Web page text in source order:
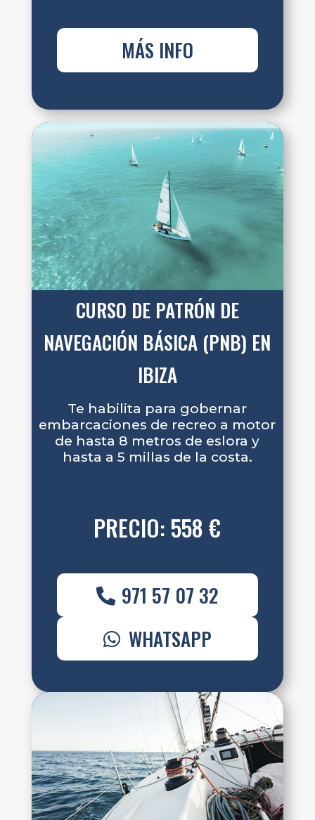
MÁS INFO
CURSO DE PATRÓN DE
NAVEGACIÓN BÁSICA (PNB) EN
IBIZA
Te habilita para gobernar
embarcaciones de recreo a motor
de hasta 8 metros de eslora y
hasta a 5 millas de la costa.
PRECIO: 558 €
971 57 07 32
WHATSAPP